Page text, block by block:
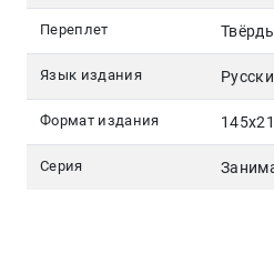
Переплет
Язык издания
Формат издания
Серия